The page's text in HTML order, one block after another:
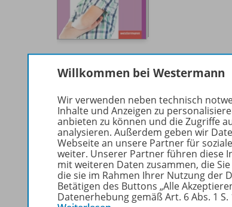
Materialien für
Lehrer 5
Lieferbar
Nur für
bestellbar
Willkommen bei Westermann
Wir verwenden neben technisch
Inhalte und Anzeigen zu
anbieten zu können und die Zugriffe
analysieren. Außerdem geben wir
Webseite an unsere Partner für
weiter. Unserer Partner führen diese
mit weiteren Daten zusammen, die
die sie im Rahmen Ihrer Nutzung der
Betätigen des Buttons „Alle
Datenerhebung gemäß Art. 6 Abs. 1 S.